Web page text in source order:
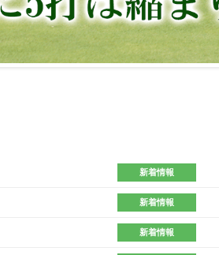
新着情報
新着情報
新着情報